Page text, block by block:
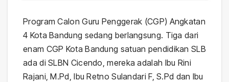
Program Calon Guru Penggerak (CGP) Angkatan
4 Kota Bandung sedang berlangsung. Tiga dari
enam CGP Kota Bandung satuan pendidikan SLB
ada di SLBN Cicendo, mereka adalah Ibu Rini
Rajani, M.Pd, Ibu Retno Sulandari F, S.Pd dan Ibu